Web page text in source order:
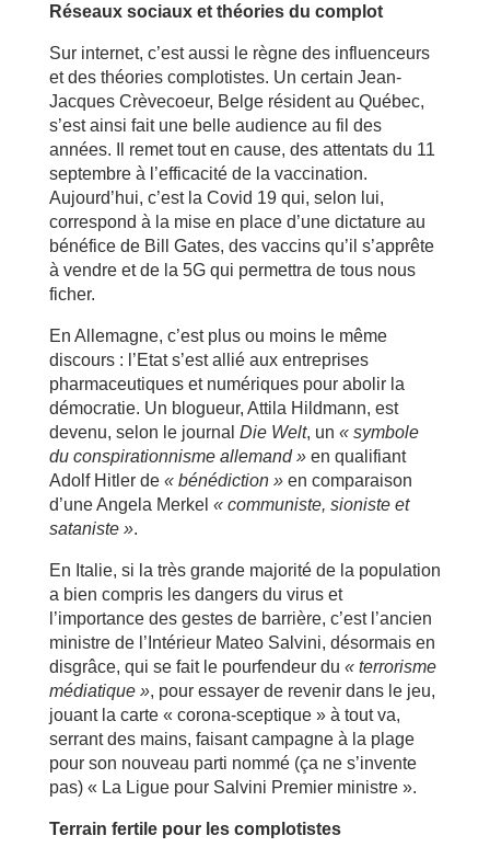
Réseaux sociaux et théories du complot
Sur internet, c’est aussi le règne des influenceurs
et des théories complotistes. Un certain Jean-
Jacques Crèvecoeur, Belge résident au Québec,
s’est ainsi fait une belle audience au fil des
années. Il remet tout en cause, des attentats du 11
septembre à l’efficacité de la vaccination.
Aujourd’hui, c’est la Covid 19 qui, selon lui,
correspond à la mise en place d’une dictature au
bénéfice de Bill Gates, des vaccins qu’il s’apprête
à vendre et de la 5G qui permettra de tous nous
ficher.
En Allemagne, c’est plus ou moins le même
discours : l’Etat s’est allié aux entreprises
pharmaceutiques et numériques pour abolir la
démocratie. Un blogueur, Attila Hildmann, est
devenu, selon le journal Die Welt, un « symbole
du conspirationnisme allemand »en qualifiant
Adolf Hitler de « bénédiction »en comparaison
d’une Angela Merkel « communiste, sioniste et
sataniste ».
En Italie, si la très grande majorité de la population
a bien compris les dangers du virus et
l’importance des gestes de barrière, c’est l’ancien
ministre de l’Intérieur Mateo Salvini, désormais en
disgrâce, qui se fait le pourfendeur du « terrorisme
médiatique », pour essayer de revenir dans le jeu,
jouant la carte « corona-sceptique » à tout va,
serrant des mains, faisant campagne à la plage
pour son nouveau parti nommé (ça ne s’invente
pas) « La Ligue pour Salvini Premier ministre ».
Terrain fertile pour les complotistes